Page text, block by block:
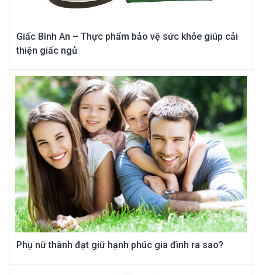
Giấc Bình An – Thực phẩm bảo vệ sức khỏe giúp cải
thiện giấc ngủ
Phụ nữ thành đạt giữ hạnh phúc gia đình ra sao?